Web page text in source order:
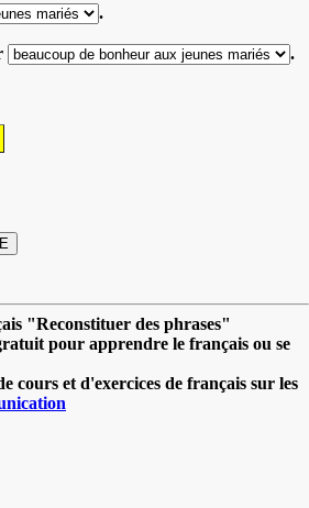
.
.
"Reconstituer des phrases"
pour apprendre le français ou se
cours et d'exercices de français sur les